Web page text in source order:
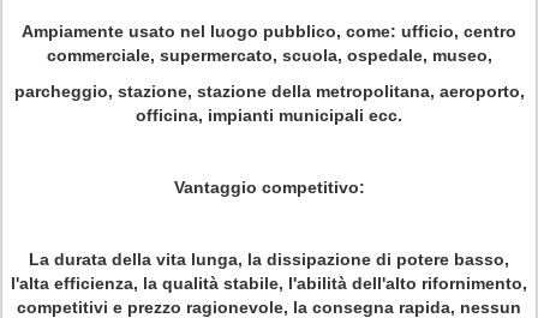
Ampiamente usato nel luogo pubblico, come: ufficio, centro
commerciale, supermercato, scuola, ospedale, museo,
parcheggio, stazione, stazione della metropolitana, aeroporto,
officina, impianti municipali ecc.
Vantaggio competitivo:
La durata della vita lunga, la dissipazione di potere basso,
l'alta efficienza, la qualità stabile, l'abilità dell'alto rifornimento,
competitivi e prezzo ragionevole, la consegna rapida, nessun